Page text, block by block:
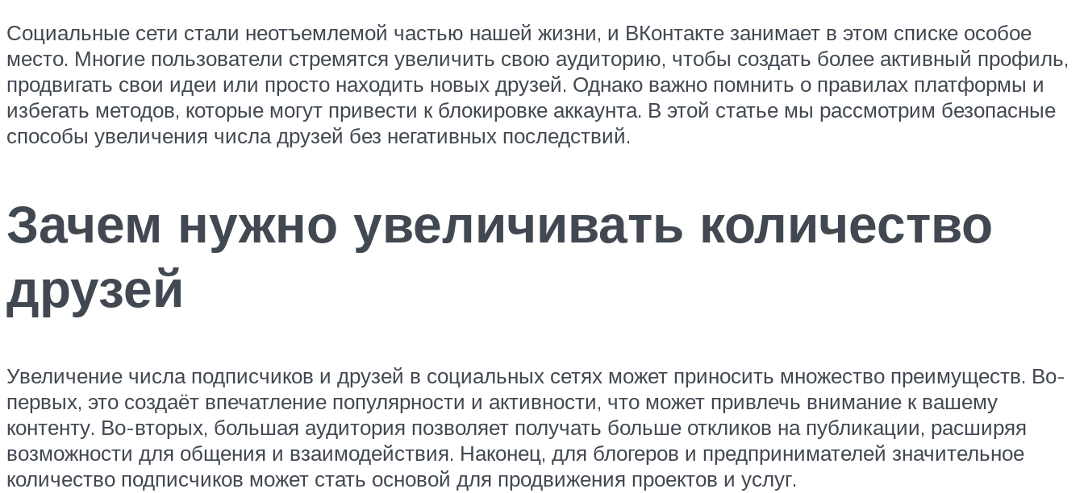
Социальные сети стали неотъемлемой частью нашей жизни, и ВКонтакте занимает в этом списке особое
место. Многие пользователи стремятся увеличить свою аудиторию, чтобы создать более активный профиль,
продвигать свои идеи или просто находить новых друзей. Однако важно помнить о правилах платформы и
избегать методов, которые могут привести к блокировке аккаунта. В этой статье мы рассмотрим безопасные
способы увеличения числа друзей без негативных последствий.
Зачем нужно увеличивать количество
друзей
Увеличение числа подписчиков и друзей в социальных сетях может приносить множество преимуществ. Во-
первых, это создаёт впечатление популярности и активности, что может привлечь внимание к вашему
контенту. Во-вторых, большая аудитория позволяет получать больше откликов на публикации, расширяя
возможности для общения и взаимодействия. Наконец, для блогеров и предпринимателей значительное
количество подписчиков может стать основой для продвижения проектов и услуг.